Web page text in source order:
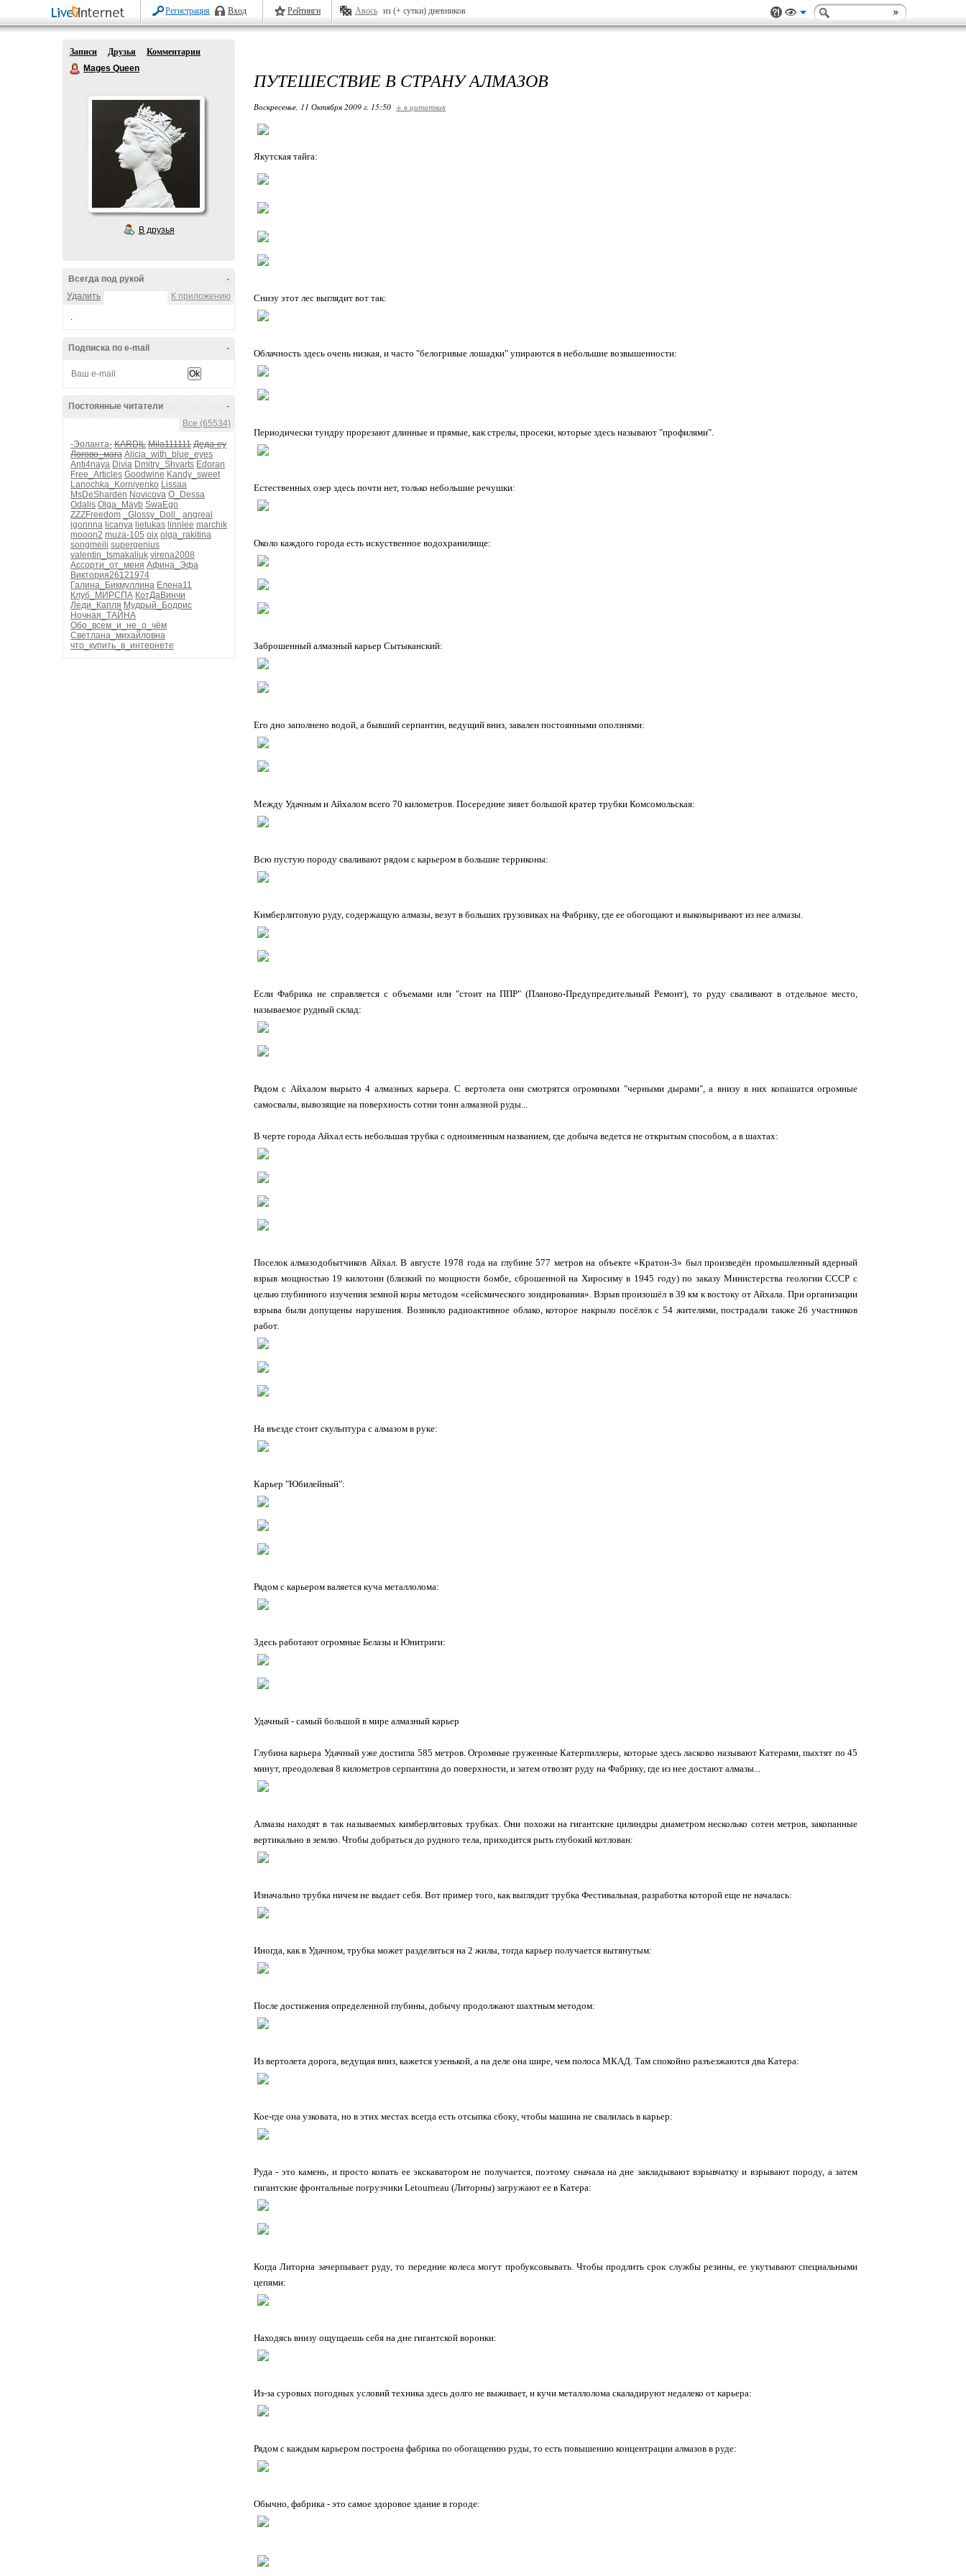
Регистрация Вход Рейтинги Авось из (+ сутки) дневников
Записи Друзья
Комментарии
Mages Queen
В друзья
-
Всегда под рукой
К приложению
Удалить
.
-
Подписка по e-mail
-
Постоянные читатели
Все (65534)
-Эоланта- KARDIL Mila111111 Деда-еу
Логово_мага Alicia_with_blue_eyes
Anti4naya Divia Dmitry_Shvarts Edoran
Free_Articles Goodwine Kandy_sweet
Lanochka_Korniyenko Lissaa
MsDeSharden Novicova O_Dessa
Odalis Olga_Mayb SwaEgo
ZZZFreedom
_Glossy_Doll_
angreal
igorinna licanya lietukas linnlee marchik
mooon2 muza-105 oix olga_rakitina
songmeili supergenius
valentin_tsmakaliuk virena2008
Ассорти_от_меня Афина_Эфа
Виктория26121974
Галина_Бикмуллина Елена11
Клуб_МИРСПА КотДаВинчи
Леди_Капля Мудрый_Бодрис
Ночная_ТАЙНА
Обо_всем_и_не_о_чём
Светлана_михайловна
что_купить_в_интернете
ПУТЕШЕСТВИЕ В СТРАНУ АЛМАЗОВ
Воскресенье, 11 Октября 2009 г. 15:50 + в цитатник
Якутская тайга:
Снизу этот лес выглядит вот так:
Облачность здесь очень низкая, и часто "белогривые лошадки" упираются в небольшие возвышенности:
Периодически тундру прорезают длинные и прямые, как стрелы, просеки, которые здесь называют "профилями".
Естественных озер здесь почти нет, только небольшие речушки:
Около каждого города есть искуственное водохранилище:
Заброшенный алмазный карьер Сытыканский:
Его дно заполнено водой, а бывший серпантин, ведущий вниз, завален постоянными оползнями:
Между Удачным и Айхалом всего 70 километров. Посередине зияет большой кратер трубки Комсомольская:
Всю пустую породу сваливают рядом с карьером в большие терриконы:
Кимберлитовую руду, содержащую алмазы, везут в больших грузовиках на Фабрику, где ее обогощают и выковыривают из нее алмазы.
Если Фабрика не справляется с объемами или "стоит на ППР" (Планово-Предупредительный Ремонт), то руду сваливают в отдельное место,
называемое рудный склад:
Рядом с Айхалом вырыто 4 алмазных карьера. С вертолета они смотрятся огромными "черными дырами", а внизу в них копашатся огромные
самосвалы, вывозящие на поверхность сотни тонн алмазной руды...
В черте города Айхал есть небольшая трубка с одноименным названием, где добыча ведется не открытым способом, а в шахтах:
Поселок алмазодобытчиков Айхал. В августе 1978 года на глубине 577 метров на объекте «Кратон-3» был произведён промышленный ядерный
взрыв мощностью 19 килотонн (близкий по мощности бомбе, сброшенной на Хиросиму в 1945 году) по заказу Министерства геологии СССР с
целью глубинного изучения земной коры методом «сейсмического зондирования». Взрыв произошёл в 39 км к востоку от Айхала. При организации
взрыва были допущены нарушения. Возникло радиоактивное облако, которое накрыло посёлок с 54 жителями, пострадали также 26 участников
работ.
На въезде стоит скульптура с алмазом в руке:
Карьер "Юбилейный":
Рядом с карьером валяется куча металлолома:
Здесь работают огромные Белазы и Юнитриги:
Удачный - самый большой в мире алмазный карьер
Глубина карьера Удачный уже достигла 585 метров. Огромные груженные Катерпиллеры, которые здесь ласково называют Катерами, пыхтят по 45
минут, преодолевая 8 километров серпантина до поверхности, и затем отвозят руду на Фабрику, где из нее достают алмазы...
Алмазы находят в так называемых кимберлитовых трубках. Они похожи на гигантские цилиндры диаметром несколько сотен метров, закопанные
вертикально в землю. Чтобы добраться до рудного тела, приходится рыть глубокий котлован:
Изначально трубка ничем не выдает себя. Вот пример того, как выглядит трубка Фестивальная, разработка которой еще не началась:
Иногда, как в Удачном, трубка может разделиться на 2 жилы, тогда карьер получается вытянутым:
После достижения определенной глубины, добычу продолжают шахтным методом:
Из вертолета дорога, ведущая вниз, кажется узенькой, а на деле она шире, чем полоса МКАД. Там спокойно разъезжаются два Катера:
Кое-где она узковата, но в этих местах всегда есть отсыпка сбоку, чтобы машина не свалилась в карьер:
Руда - это камень, и просто копать ее экскаватором не получается, поэтому сначала на дне закладывают взрывчатку и взрывают породу, а затем
гигантские фронтальные погрузчики Letourneau (Литорны) загружают ее в Катера:
Когда Литорна зачерпывает руду, то передние колеса могут пробуксовывать. Чтобы продлить срок службы резины, ее укутывают специальными
цепями:
Находясь внизу ощущаешь себя на дне гигантской воронки:
Из-за суровых погодных условий техника здесь долго не выживает, и кучи металлолома скаладируют недалеко от карьера:
Рядом с каждым карьером построена фабрика по обогащению руды, то есть повышению концентрации алмазов в руде:
Обычно, фабрика - это самое здоровое здание в городе: